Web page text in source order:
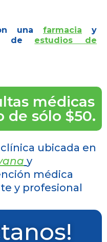
una farmacia y
de estudios de
médicas
de sólo $50.
ubicada en
y
médica
y profesional